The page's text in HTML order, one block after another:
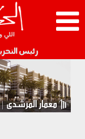
رئيس